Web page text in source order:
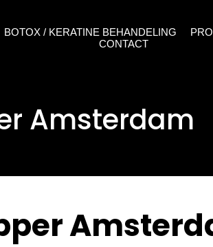
BOTOX / KERATINE BEHANDELING
CONTACT
Amsterdam